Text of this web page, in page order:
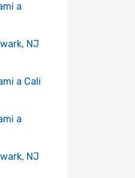
a
NJ
a Cali
a
NJ